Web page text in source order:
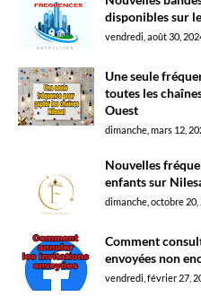
disponibles sur
vendredi, août 30,
Une seule
toutes les
Ouest
dimanche, mars 12,
Nouvelles
enfants sur
dimanche, octobre 20,
Comment
envoyées non
vendredi, février 27,